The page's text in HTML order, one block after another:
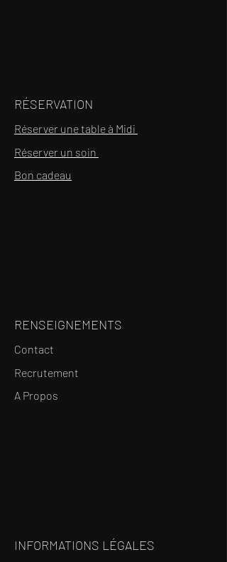
RÉSERVATION
Réserver une table à Midi
Réserver un soin
Bon cadeau
RENSEIGNEMENTS
Contact
Recrutement
A Propos
INFORMATIONS LÉGALES